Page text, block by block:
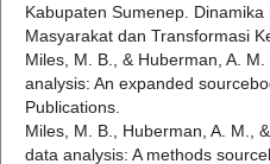
Kabupaten Sumenep.
Masyarakat dan Transformasi
Miles, M. B., & Huberman, A.
analysis: An expanded
Publications.
Miles, M. B., Huberman, A. M.,
data analysis: A methods